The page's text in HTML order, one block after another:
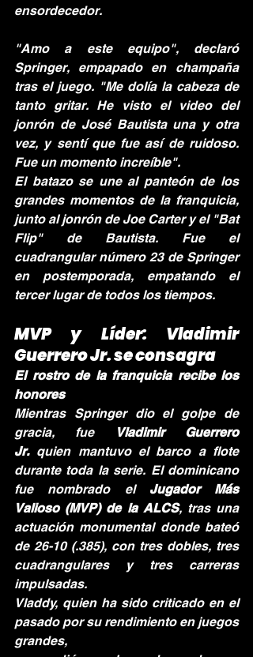
ensordecedor.
"Amo a este equipo", declaró
Springer, empapado en champaña
tras el juego. "Me dolía la cabeza de
tanto gritar. He visto el video del
jonrón de José Bautista una y otra
vez, y sentí que fue así de ruidoso.
Fue un momento increíble".
El batazo se une al panteón de los
grandes momentos de la franquicia,
junto al jonrón de Joe Carter y el "Bat
Flip" de Bautista. Fue el
cuadrangular número 23 de Springer
en postemporada, empatando el
tercer lugar de todos los tiempos.
MVP y Líder: Vladimir
Guerrero Jr. se consagra
El rostro de la franquicia recibe los
honores
Mientras Springer dio el golpe de
gracia, fue
Vladimir Guerrero
Jr. quien mantuvo el barco a flote
durante toda la serie. El dominicano
fue nombrado el Jugador Más
Valioso (MVP) de la ALCS, tras una
actuación monumental donde bateó
de 26-10 (.385), con tres dobles, tres
cuadrangulares y tres carreras
impulsadas.
Vladdy, quien ha sido criticado en el
pasado por su rendimiento en juegos
grandes,